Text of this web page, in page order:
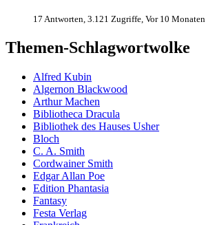
17 Antworten, 3.121 Zugriffe, Vor 10 Monaten
Themen-Schlagwortwolke
Alfred Kubin
Algernon Blackwood
Arthur Machen
Bibliotheca Dracula
Bibliothek des Hauses Usher
Bloch
C. A. Smith
Cordwainer Smith
Edgar Allan Poe
Edition Phantasia
Fantasy
Festa Verlag